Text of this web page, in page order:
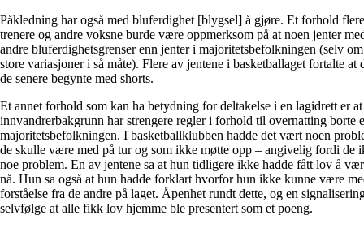
Påkledning har også med bluferdighet [blygsel] å gjøre. Et forhold
trenere og andre voksne burde være oppmerksom på at noen jenter
andre bluferdighetsgrenser enn jenter i majoritetsbefolkningen (selv
store variasjoner i så måte). Flere av jentene i basketballaget fortalte
de senere begynte med shorts.
Et annet forhold som kan ha betydning for deltakelse i en lagidrett er
innvandrerbakgrunn har strengere regler i forhold til overnatting borte
majoritetsbefolkningen. I basketballklubben hadde det vært noen
de skulle være med på tur og som ikke møtte opp – angivelig fordi de
noe problem. En av jentene sa at hun tidligere ikke hadde fått lov å
nå. Hun sa også at hun hadde forklart hvorfor hun ikke kunne være
forståelse fra de andre på laget. Åpenhet rundt dette, og en
selvfølge at alle fikk lov hjemme ble presentert som et poeng.